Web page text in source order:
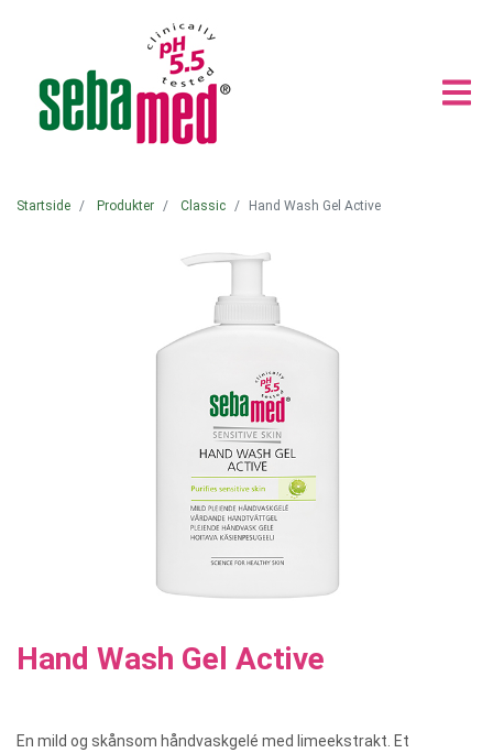
Startside Produkter Classic Hand Wash Gel Active
Hand Wash Gel Active
En mild og skånsom håndvaskgelé med limeekstrakt. Et